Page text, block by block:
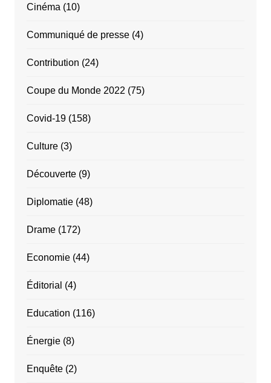
Cinéma (10)
Communiqué de presse(4)
Contribution (24)
Coupe du Monde 2022 (75)
Covid-19(158)
Culture(3)
Découverte(9)
Diplomatie(48)
Drame(172)
Economie(44)
Éditorial (4)
Education (116)
Énergie(8)
Enquête(2)